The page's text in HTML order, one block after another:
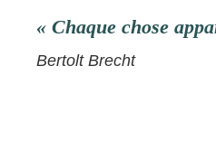
« Chaque chose
Bertolt Brecht